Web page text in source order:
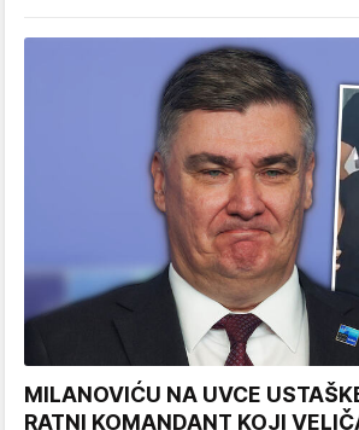
MILANOVIĆU NA UVCE
RATNI KOMANDANT KOJI